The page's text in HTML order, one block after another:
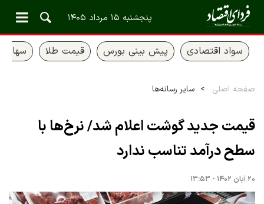
پنجشنبه ۱۵ مرداد ۱۴۰۵
سواد اقتصادی پیش بینی بورس قیمت طلا سهام
صفحه اصلی سایر رسانه‌ها
قیمت جدید گوشت اعلام شد/ نرخ‌ها با
سطح درآمد تناسب ندارد
۲۰ آبان ۱۴۰۲ - ۱۳:۵۳